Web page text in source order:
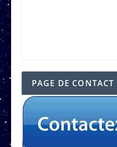
PAGE DE CONTACT